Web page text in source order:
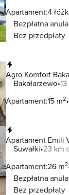
Apartament:4
Bezpłatna
Bez przedpłaty
Agro Komfort
Bakałarzewo
Apartament:15 m2
Apartament Emili
Suwałki 23 km
Apartament:26 m2
Bezpłatna
Bez przedpłaty